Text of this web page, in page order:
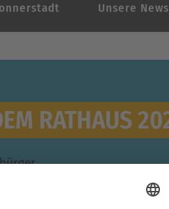
Unsere
RATHAUS
Sie wieder mit einem